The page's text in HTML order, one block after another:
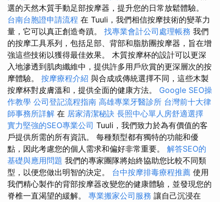
選的天然木質手動足部按摩器，提升您的日常放鬆體驗。
台南台胞證申請流程 在 Tuuli，我們相信按摩技術的變革力
量，它可以真正創造奇蹟。 找專業會計公司處理帳務 我們
的按摩工具系列，包括足部、背部和脂肪團按摩器，旨在增
強這些技術以獲得最佳效果。 木質按摩杯的設計可以更深
入地滲透到肌肉纖維中，提供許多用戶欣賞的更深層次的按
摩體驗。 按摩療程介紹 與合成或傳統選擇不同，這些木製
按摩杯對皮膚溫和，提供全面的健康方法。 Google SEO操
作教學 公司登記流程指南 高雄專業牙醫診所 台灣前十大律
師事務所詳解 在 居家清潔秘訣 長照中心單人房舒適選擇
實力堅強的SEO專業公司 Tuuli，我們致力於為有價值的客
戶提供所需的所有資訊。 每種類型都有獨特的功能和優
點，因此考慮您的個人需求和偏好非常重要。 解答SEO的
基礎與應用問題 我們的專家團隊將始終協助您比較不同類
型，以便您做出明智的決定。 台中按摩排毒療程推薦 使用
我們精心製作的背部按摩器改變您的健康體驗，並發現您的
脊椎一直渴望的緩解。 專業搬家公司服務 讓自己沉浸在